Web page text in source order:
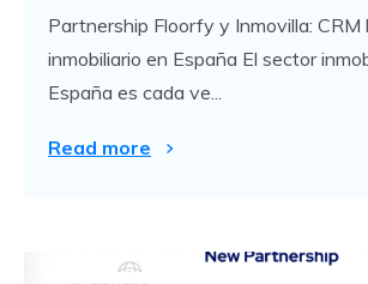
Partnership Floorfy y Inmovilla: CRM
inmobiliario en España El sector
España es cada ve...
Read more